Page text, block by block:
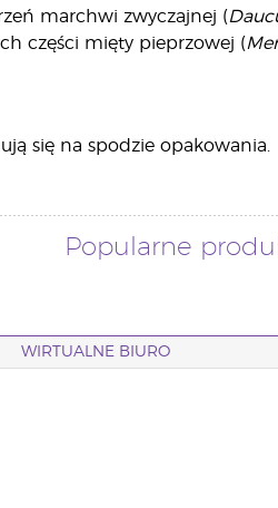
marchwi zwyczajnej (
części mięty pieprzowej (
się na spodzie opakowania.
Popularne
WIRTUALNE BIURO